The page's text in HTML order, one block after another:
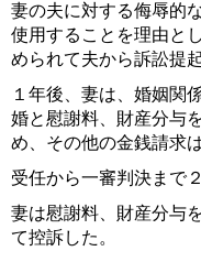
妻の夫に対する侮辱的
使用することを理由と
められて夫から訴訟提
１年後、妻は、婚姻関
婚と慰謝料、財産分与
め、その他の金銭請求
受任から一審判決まで
妻は慰謝料、財産分与
て控訴した。